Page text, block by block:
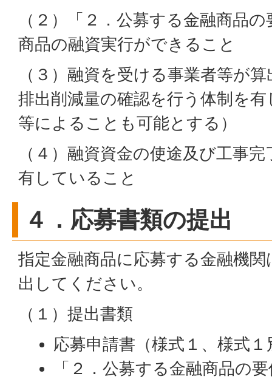
（２）「２．公募する金融商品
商品の融資実行ができること
（３）融資を受ける事業者等が
排出削減量の確認を行う体制を
等によることも可能とする）
（４）融資資金の使途及び工事
有していること
４．応募書類の提出
指定金融商品に応募する金融機
出してください。
（１）提出書類
応募申請書（様式１、様式１
「２．公募する金融商品の